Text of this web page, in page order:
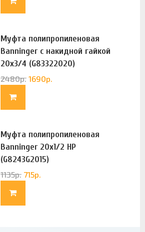
Муфта полипропиленовая
Banninger с накидной гайкой
20х3/4 (G83322020)
2480р. 1690р.
Муфта полипропиленовая
Banninger 20х1/2 НР
(G8243G2015)
1135р. 715р.